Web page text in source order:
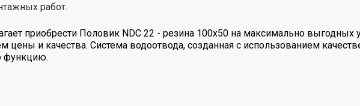
работ.
приобрести Половик NDC 22 - резина 100х50 на максимально выгодных
и качества. Система водоотвода, созданная с использованием
функцию.